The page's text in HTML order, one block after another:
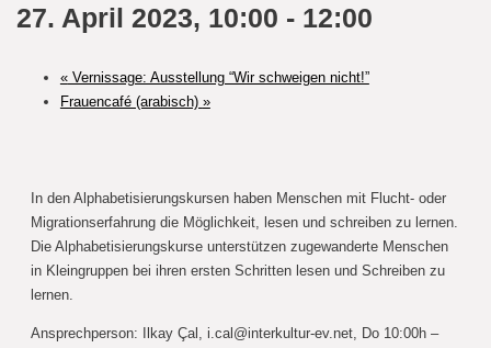
27. April 2023, 10:00 - 12:00
«Vernissage: Ausstellung “Wir schweigen nicht!”
Frauencafé (arabisch) »
In den Alphabetisierungskursen haben Menschen mit Flucht- oder
Migrationserfahrung die Möglichkeit, lesen und schreiben zu lernen.
Die Alphabetisierungskurse unterstützen zugewanderte Menschen
in Kleingruppen bei ihren ersten Schritten lesen und Schreiben zu
lernen.
Ansprechperson: Ilkay Çal, i.cal@interkultur-ev.net, Do 10:00h –